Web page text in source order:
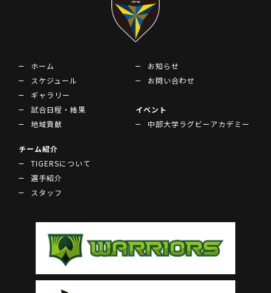
ホーム
スケジュール
ギャラリー
試合日程・結果
地域貢献
お知らせ
お問い合わせ
イベント
中部大学ラグビーアカデミー
チーム紹介
TIGERSについて
選手紹介
スタッフ